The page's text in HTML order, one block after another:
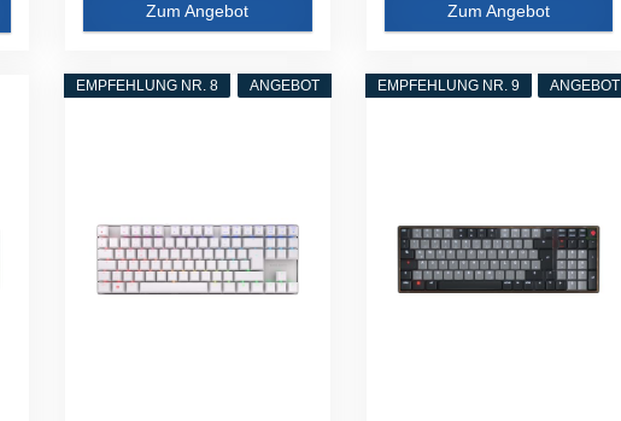
Zum Angebot Zum Angebot
ANGEBOT
EMPFEHLUNG NR. 8 ANGEBOT
EMPFEHLUNG NR. 9